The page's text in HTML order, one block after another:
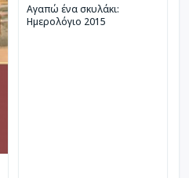
Αγαπώ ένα σκυλάκι:
Ημερολόγιο 2015